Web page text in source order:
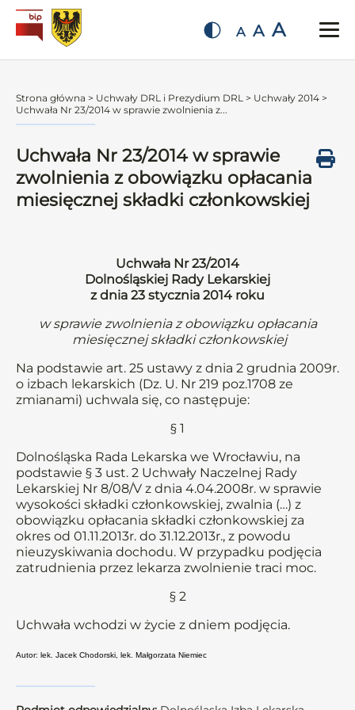
A A A
Strona główna > Uchwały DRL i Prezydium DRL > Uchwały 2014 >
Uchwała Nr 23/2014 w sprawie zwolnienia z...
Uchwała Nr 23/2014 w sprawie
zwolnienia z obowiązku opłacania
miesięcznej składki członkowskiej
Uchwała Nr 23/2014
Dolnośląskiej Rady Lekarskiej
z dnia 23 stycznia 2014 roku
w sprawie zwolnienia z obowiązku opłacania
miesięcznej składki członkowskiej
Na podstawie art. 25 ustawy z dnia 2 grudnia 2009r.
o izbach lekarskich (Dz. U. Nr 219 poz.1708 ze
zmianami) uchwala się, co następuje:
§ 1
Dolnośląska Rada Lekarska we Wrocławiu, na
podstawie § 3 ust. 2 Uchwały Naczelnej Rady
Lekarskiej Nr 8/08/V z dnia 4.04.2008r. w sprawie
wysokości składki członkowskiej, zwalnia (…) z
obowiązku opłacania składki członkowskiej za
okres od 01.11.2013r. do 31.12.2013r., z powodu
nieuzyskiwania dochodu. W przypadku podjęcia
zatrudnienia przez lekarza zwolnienie traci moc.
§ 2
Uchwała wchodzi w życie z dniem podjęcia.
Autor: lek. Jacek Chodorski, lek. Małgorzata Niemiec